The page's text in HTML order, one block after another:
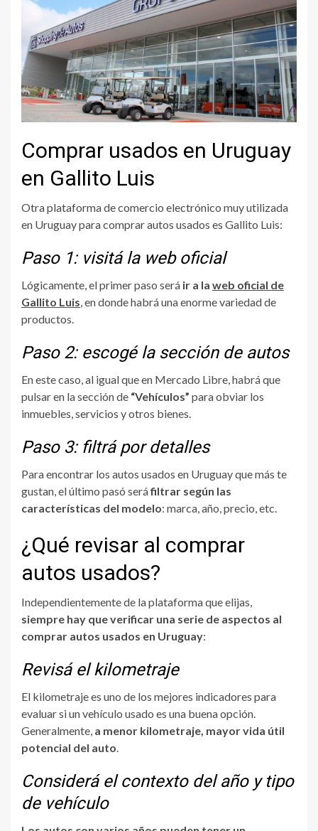
Comprar usados en Uruguay
en Gallito Luis
Otra plataforma de comercio electrónico muy utilizada
en Uruguay para comprar autos usados es Gallito Luis:
Paso 1: visitá la web oficial
Lógicamente, el primer paso será ir a la web oficial de
Gallito Luis, en donde habrá una enorme variedad de
productos.
Paso 2: escogé la sección de autos
En este caso, al igual que en Mercado Libre, habrá que
pulsar en la sección de “Vehículos” para obviar los
inmuebles, servicios y otros bienes.
Paso 3: filtrá por detalles
Para encontrar los autos usados en Uruguay que más te
gustan, el último pasó seráfiltrar según las
características del modelo: marca, año, precio, etc.
¿Qué revisar al comprar
autos usados?
Independientemente de la plataforma que elijas,
siempre hay que verificar una serie de aspectos al
comprar autos usados en Uruguay:
Revisá el kilometraje
El kilometraje es uno de los mejores indicadores para
evaluar si un vehículo usado es una buena opción.
Generalmente, a menor kilometraje, mayor vida útil
potencial del auto.
Considerá el contexto del año y tipo
de vehículo